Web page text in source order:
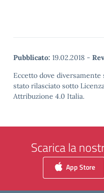
Pubblicato: 19.02.2018 -
Eccetto dove
stato rilasciato sotto
Attribuzione 4.0 Italia.
Scarica la
App Store